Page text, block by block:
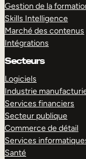
Gestion de la
Skills Intelligence
Marché des contenus
Intégrations
Secteurs
Logiciels
Industrie
Services financiers
Secteur publique
Commerce de détail
Services
Santé